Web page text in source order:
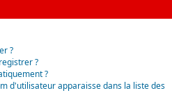
?
?
?
d'utilisateur apparaisse dans la liste des